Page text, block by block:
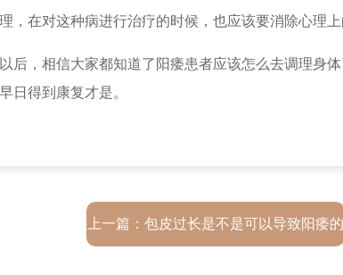
，在对这种病进行治疗的时候，也应该要消除心理
后，相信大家都知道了阳痿患者应该怎么去调理身
日得到康复才是。
上一篇： 包皮过长是不是可以导致阳痿的